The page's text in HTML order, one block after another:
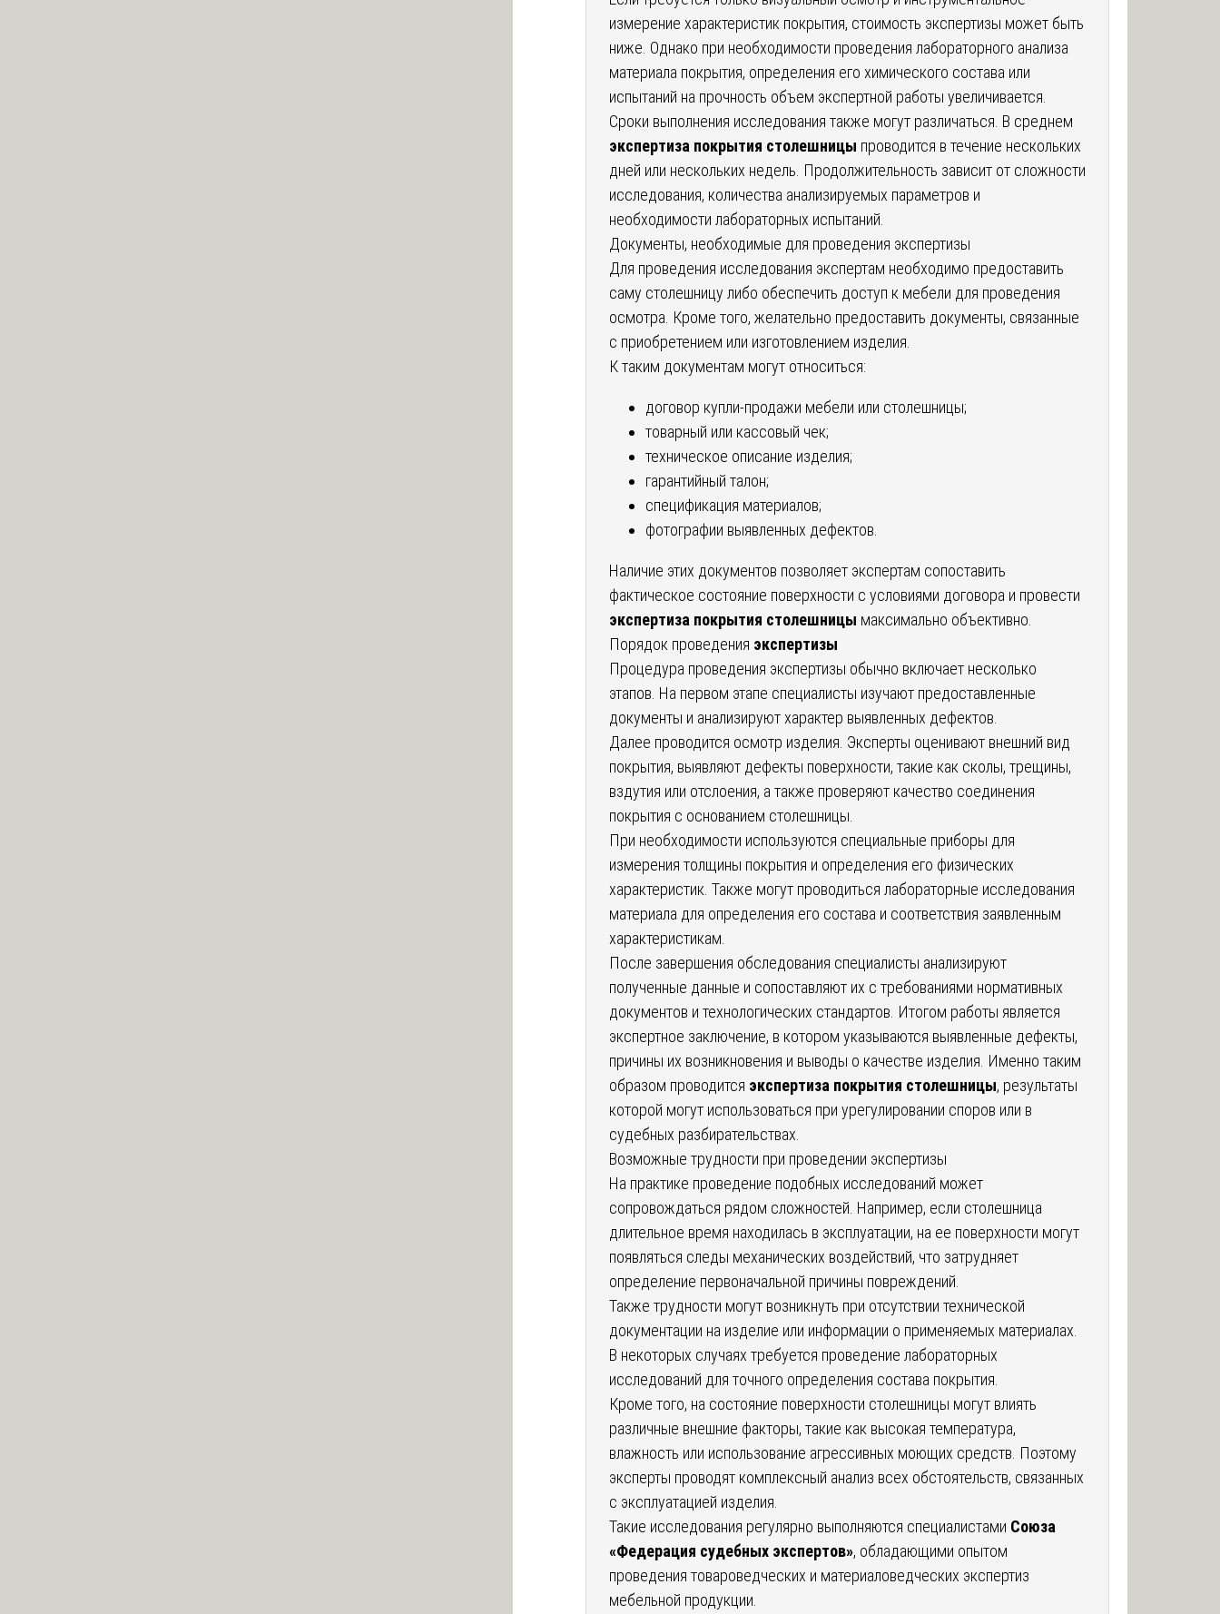
измерение характеристик покрытия, стоимость экспертизы может быть
ниже. Однако при необходимости проведения лабораторного анализа
материала покрытия, определения его химического состава или
испытаний на прочность объем экспертной работы увеличивается.
Сроки выполнения исследования также могут различаться. В среднем
экспертиза покрытия столешницы проводится в течение нескольких
дней или нескольких недель. Продолжительность зависит от сложности
исследования, количества анализируемых параметров и
необходимости лабораторных испытаний.
Документы, необходимые для проведения экспертизы
Для проведения исследования экспертам необходимо предоставить
саму столешницу либо обеспечить доступ к мебели для проведения
осмотра. Кроме того, желательно предоставить документы, связанные
с приобретением или изготовлением изделия.
К таким документам могут относиться:
договор купли-продажи мебели или столешницы;
товарный или кассовый чек;
техническое описание изделия;
гарантийный талон;
спецификация материалов;
фотографии выявленных дефектов.
Наличие этих документов позволяет экспертам сопоставить
фактическое состояние поверхности с условиями договора и провести
экспертиза покрытия столешницы максимально объективно.
Порядок проведения экспертизы
Процедура проведения экспертизы обычно включает несколько
этапов. На первом этапе специалисты изучают предоставленные
документы и анализируют характер выявленных дефектов.
Далее проводится осмотр изделия. Эксперты оценивают внешний вид
покрытия, выявляют дефекты поверхности, такие как сколы, трещины,
вздутия или отслоения, а также проверяют качество соединения
покрытия с основанием столешницы.
При необходимости используются специальные приборы для
измерения толщины покрытия и определения его физических
характеристик. Также могут проводиться лабораторные исследования
материала для определения его состава и соответствия заявленным
характеристикам.
После завершения обследования специалисты анализируют
полученные данные и сопоставляют их с требованиями нормативных
документов и технологических стандартов. Итогом работы является
экспертное заключение, в котором указываются выявленные дефекты,
причины их возникновения и выводы о качестве изделия. Именно таким
образом проводится экспертиза покрытия столешницы, результаты
которой могут использоваться при урегулировании споров или в
судебных разбирательствах.
Возможные трудности при проведении экспертизы
На практике проведение подобных исследований может
сопровождаться рядом сложностей. Например, если столешница
длительное время находилась в эксплуатации, на ее поверхности могут
появляться следы механических воздействий, что затрудняет
определение первоначальной причины повреждений.
Также трудности могут возникнуть при отсутствии технической
документации на изделие или информации о применяемых материалах.
В некоторых случаях требуется проведение лабораторных
исследований для точного определения состава покрытия.
Кроме того, на состояние поверхности столешницы могут влиять
различные внешние факторы, такие как высокая температура,
влажность или использование агрессивных моющих средств. Поэтому
эксперты проводят комплексный анализ всех обстоятельств, связанных
с эксплуатацией изделия.
Такие исследования регулярно выполняются специалистами Союза
«Федерация судебных экспертов», обладающими опытом
проведения товароведческих и материаловедческих экспертиз
мебельной продукции.